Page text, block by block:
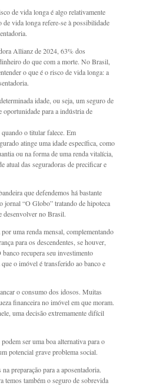
de vida longa é algo relativamente
de vida longa refere-se à possibilidade
Allianz de 2024, 63% dos
do que com a morte. No Brasil,
o que é o risco de vida longa: a
idade, ou seja, um seguro de
oportunidade para a indústria de
o titular falece. Em
atinge uma idade específica, como
ou na forma de uma renda vitalícia,
atual das seguradoras de precificar e
que defendemos há bastante
jornal “O Globo” tratando de hipoteca
desenvolver no Brasil.
uma renda mensal, complementando
para os descendentes, se houver,
recupera seu investimento
o imóvel é transferido ao banco e
o consumo dos idosos. Muitas
financeira no imóvel em que moram.
uma decisão extremamente difícil
ser uma boa alternativa para o
potencial grave problema social.
preparação para a aposentadoria.
também o seguro de sobrevida